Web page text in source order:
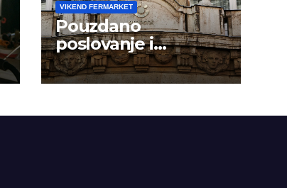
VIKEND FERMARKET
Pouzdano
poslovanje i
kontinuitet rasta